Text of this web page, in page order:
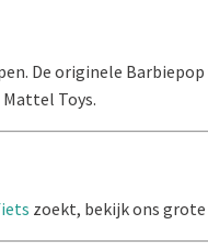
De originele
Toys.
zoekt, bekijk ons